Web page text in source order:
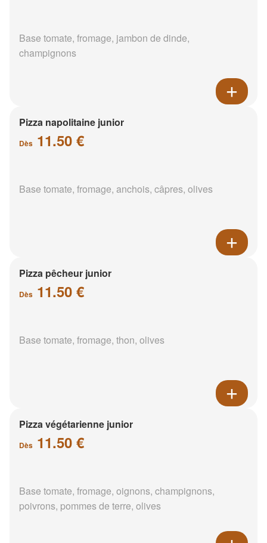
Base tomate, fromage, jambon de dinde,
champignons
Pizza napolitaine junior
Dès 11.50 €
Base tomate, fromage, anchois, câpres, olives
Pizza pêcheur junior
Dès 11.50 €
Base tomate, fromage, thon, olives
Pizza végétarienne junior
Dès 11.50 €
Base tomate, fromage, oignons, champignons,
poivrons, pommes de terre, olives